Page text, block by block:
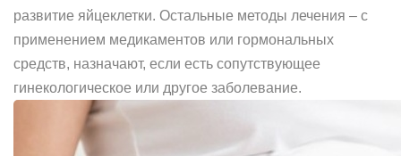
развитие яйцеклетки. Остальные методы лечения – с
применением медикаментов или гормональных
средств, назначают, если есть сопутствующее
гинекологическое или другое заболевание.